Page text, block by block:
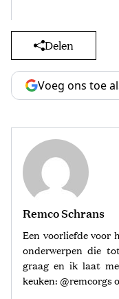
Delen
Voeg ons toe
Remco Schrans
Een voorliefde voor
onderwerpen die
graag en ik laat
keuken: @remcorgs